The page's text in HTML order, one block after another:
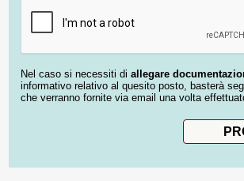
Nel caso si necessiti di allegare
informativo relativo al quesito posto, basterà
che verranno fornite via email una volta